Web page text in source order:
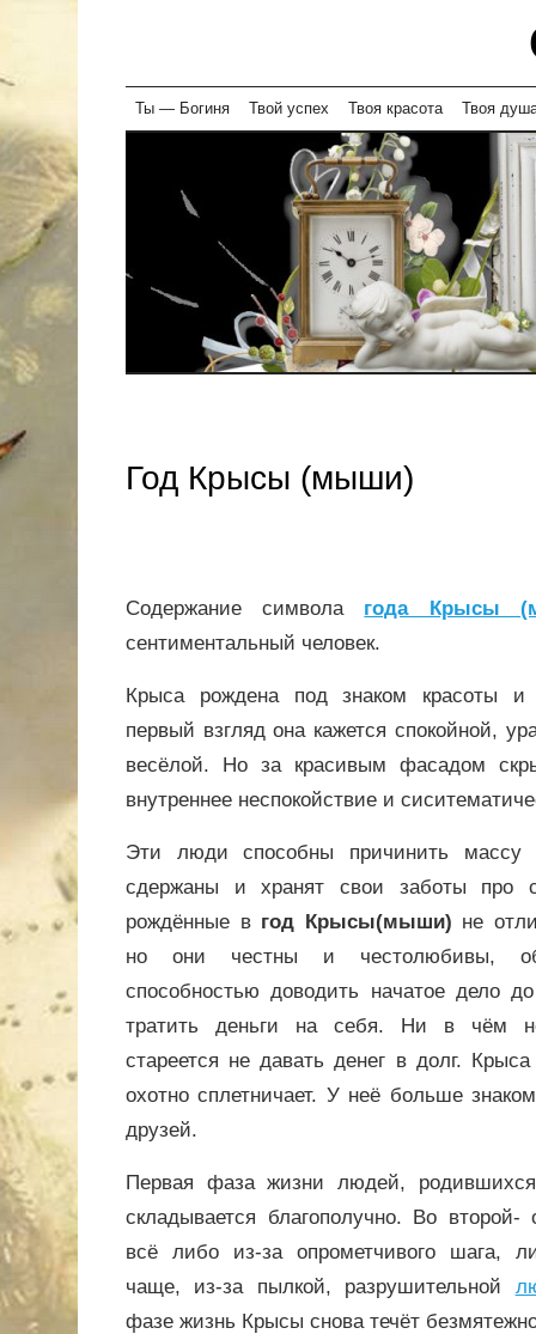
Skip
content
Ты — Богиня Твой успех Твоя красота Твоя
Год Крысы (мыши)
Содержание символа года Крысы
сентиментальный человек.
Крыса рождена под знаком красоты и
первый взгляд она кажется спокойной,
весёлой. Но за красивым фасадом
внутреннее неспокойствие и
Эти люди способны причинить массу
сдержаны и хранят свои заботы про
рождённые в год Крысы(мыши) не
но они честны и честолюбивы,
способностью доводить начатое дело
тратить деньги на себя. Ни в чём
стареется не давать денег в долг.
охотно сплетничает. У неё больше
друзей.
Первая фаза жизни людей,
складывается благополучно. Во второй-
всё либо из-за опрометчивого шага,
чаще, из-за пылкой, разрушительной
фазе жизнь Крысы снова течёт